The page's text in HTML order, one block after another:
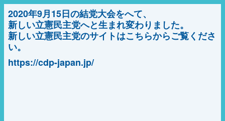
2020年9月15日の結党大会をへて、
新しい立憲民主党へと生まれ変わりました。
新しい立憲民主党のサイトはこちらからご覧くださ
い。
https://cdp-japan.jp/